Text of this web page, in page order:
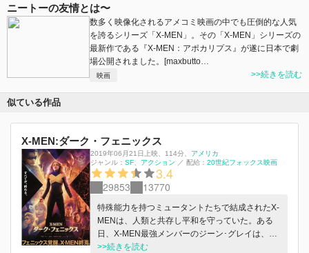
ニートーの友情とは〜
数多く映像化されるアメコミ映画の中でも圧倒的な人気
を誇るシリーズ「X-MEN」。その「X-MEN」シリーズの
最新作である『X-MEN：アポカリプス』が遂に日本で劇
場公開されました。[maxbutto…
映画 >>続きを読む
似ている作品
X-MEN:ダーク・フェニックス
2019年06月21日上映、 114分、 アメリカ
ジャンル： SF アクション ／ 配給： 20世紀フォックス映画
3.4
29853 13770
特殊能力を持つミュータントたちで結成されたX-
MENは、人類と共存し平和を守っていた。ある
日、X-MEN最強メンバーのジーン･グレイは、
NASA乗組員救出の宇宙ミッション中の事故によ
>>続きを読む